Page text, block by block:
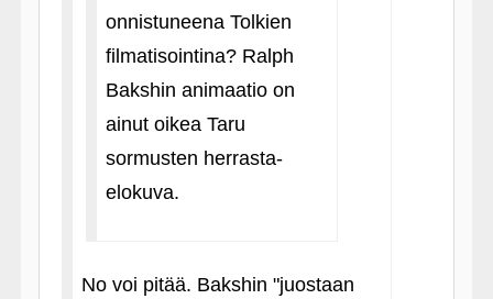
onnistuneena Tolkien
filmatisointina? Ralph
Bakshin animaatio on
ainut oikea Taru
sormusten herrasta-
elokuva.
No voi pitää. Bakshin "juostaan